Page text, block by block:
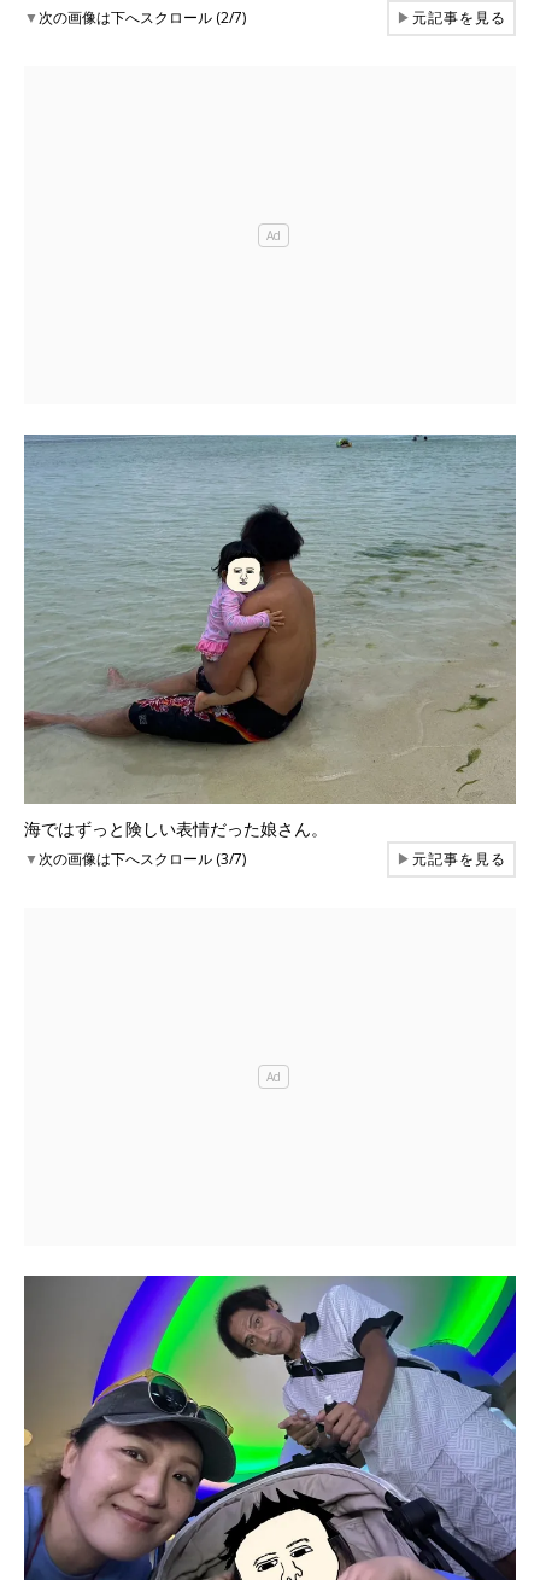
▼次の画像は下へスクロール (2/7) ▶元記事を見る
海ではずっと険しい表情だった娘さん。
▼次の画像は下へスクロール (3/7) ▶元記事を見る